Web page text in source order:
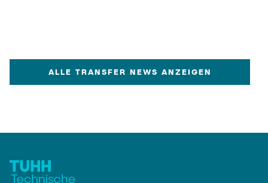
ALLE TRANSFER NEWS ANZEIGEN